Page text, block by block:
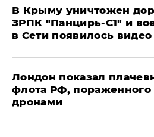
В Крыму уничтожен
ЗРПК "Панцирь-С1" и
в Сети появилось
Лондон показал
флота РФ,
дронами